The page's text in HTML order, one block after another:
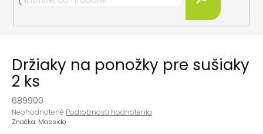
Hľadať
Držiaky na ponožky pre sušiaky
2 ks
689900
Priemerné
hodnotenie
Neohodnotené Podrobnosti hodnotenia
Značka: Massido